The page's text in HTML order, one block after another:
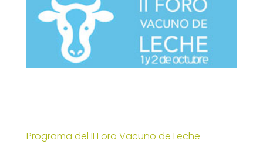
Programa del II Foro Vacuno de Leche